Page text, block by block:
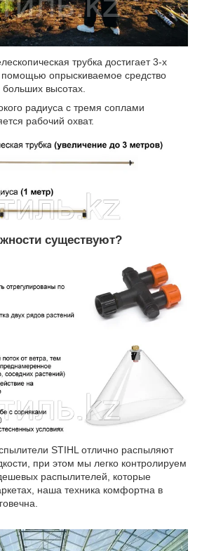
трубка достигает 3-х
опрыскиваемое средство
высотах.
радиуса с тремя соплами
рабочий охват.
существуют?
STIHL отлично распыляют
при этом мы легко контролируем
распылителей, которые
наша техника комфортна в